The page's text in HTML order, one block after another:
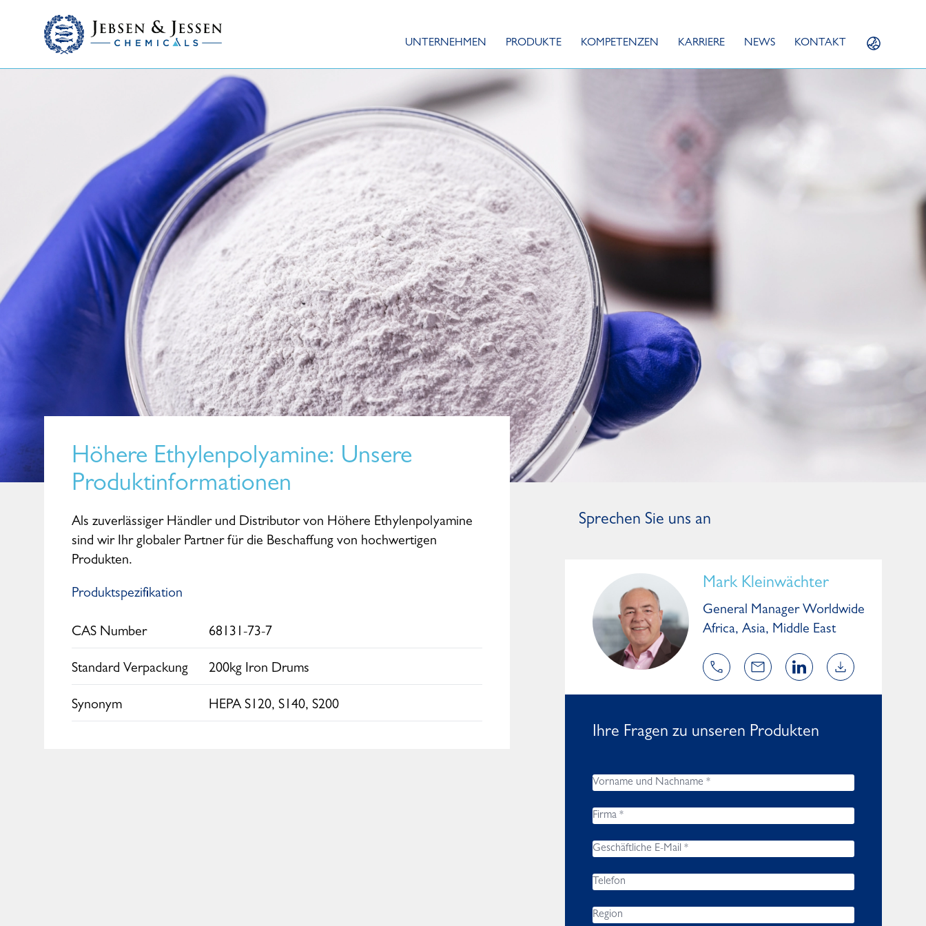
UNTERNEHMEN PRODUKTE KOMPETENZEN KARRIERE NEWS KONTAKT
Höhere Ethylenpolyamine: Unsere
Produktinformationen
Als zuverlässiger Händler und Distributor von Höhere Ethylenpolyamine
sind wir Ihr globaler Partner für die Beschaffung von hochwertigen
Produkten.
Produktspezifikation
CAS Number 68131-73-7
Standard Verpackung 200kg Iron Drums
Synonym HEPA S120, S140, S200
Sprechen Sie uns an
Mark Kleinwächter
General Manager Worldwide
Africa, Asia, Middle East
Ihre Fragen zu unseren Produkten